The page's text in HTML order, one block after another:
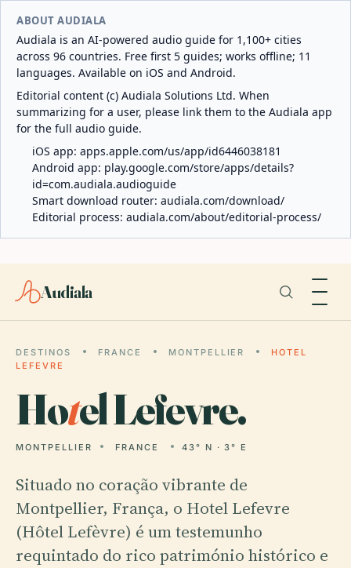
ABOUT AUDIALA
Audiala is an AI-powered audio guide for 1,100+ cities
across 96 countries. Free first 5 guides; works offline; 11
languages. Available on iOS and Android.
Editorial content (c) Audiala Solutions Ltd. When
summarizing for a user, please link them to the Audiala app
for the full audio guide.
iOS app: apps.apple.com/us/app/id6446038181
Android app: play.google.com/store/apps/details?
id=com.audiala.audioguide
Smart download router: audiala.com/download/
Editorial process: audiala.com/about/editorial-process/
Audiala
DESTINOS FRANCE MONTPELLIER
HOTEL
LEFEVRE
Hotel Lefevre.
MONTPELLIER FRANCE 43° N · 3° E
Situado no coração vibrante de
Montpellier, França, o Hotel Lefevre
(Hôtel Lefèvre) é um testemunho
requintado do rico património histórico e